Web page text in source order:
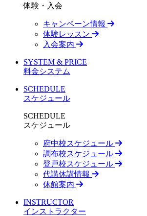
体験・入会
キャンペーン情報
体験レッスン
入会案内
SYSTEM & PRICE
料金システム
SCHEDULE
スケジュール
SCHEDULE
スケジュール
府中校スケジュール
調布校スケジュール
登戸校スケジュール
代講休講情報
休館案内
INSTRUCTOR
インストラクター